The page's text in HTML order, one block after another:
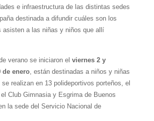
e infraestructura de las distintas sedes
destinada a difundir cuáles son los
asisten a las niñas y niños que allí
verano se iniciaron el viernes 2 y
de enero, están destinadas a niños y niñas
realizan en 13 polideportivos porteños, el
Club Gimnasia y Esgrima de Buenos
la sede del Servicio Nacional de